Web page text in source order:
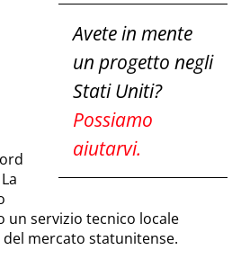
Avete in mente
un progetto negli
Stati Uniti?
Possiamo
aiutarvi.
un servizio tecnico locale
mercato statunitense.